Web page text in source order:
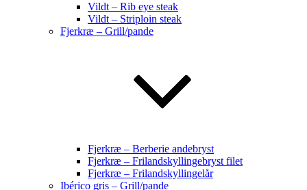
Vildt – Rib eye steak
Vildt – Striploin steak
Fjerkræ – Grill/pande
Fjerkræ – Berberie andebryst
Fjerkræ – Frilandskyllingebryst filet
Fjerkræ – Frilandskyllingelår
Ibérico gris – Grill/pande